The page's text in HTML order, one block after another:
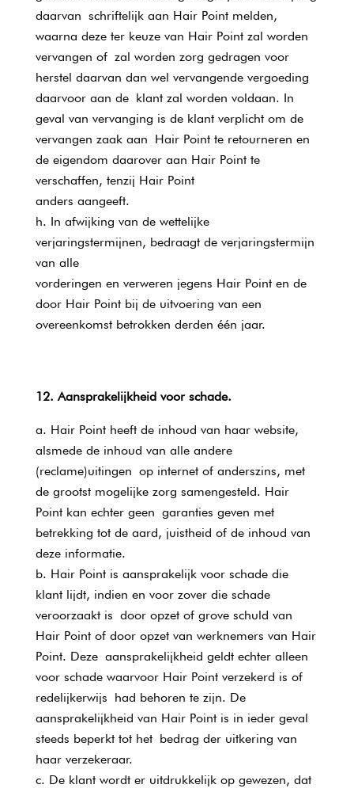
daarvan schriftelijk aan Hair Point melden,
waarna deze ter keuze van Hair Point zal worden
vervangen of zal worden zorg gedragen voor
herstel daarvan dan wel vervangende vergoeding
daarvoor aan de klant zal worden voldaan. In
geval van vervanging is de klant verplicht om de
vervangen zaak aan Hair Point te retourneren en
de eigendom daarover aan Hair Point te
verschaffen, tenzij Hair Point
anders aangeeft.
In afwijking van de wettelijke
verjaringstermijnen, bedraagt de verjaringstermijn
van alle
vorderingen en verweren jegens Hair Point en de
door Hair Point bij de uitvoering van een
overeenkomst betrokken derden één jaar.
12. Aansprakelijkheid voor schade.
Hair Point heeft de inhoud van haar website,
alsmede de inhoud van alle andere
(reclame)uitingen op internet of anderszins, met
de grootst mogelijke zorg samengesteld. Hair
Point kan echter geen garanties geven met
betrekking tot de aard, juistheid of de inhoud van
deze informatie.
Hair Point is aansprakelijk voor schade die
klant lijdt, indien en voor zover die schade
veroorzaakt is door opzet of grove schuld van
Hair Point of door opzet van werknemers van Hair
Point. Deze aansprakelijkheid geldt echter alleen
voor schade waarvoor Hair Point verzekerd is of
redelijkerwijs had behoren te zijn. De
aansprakelijkheid van Hair Point is in ieder geval
steeds beperkt tot het bedrag der uitkering van
haar verzekeraar.
De klant wordt er uitdrukkelijk op gewezen, dat